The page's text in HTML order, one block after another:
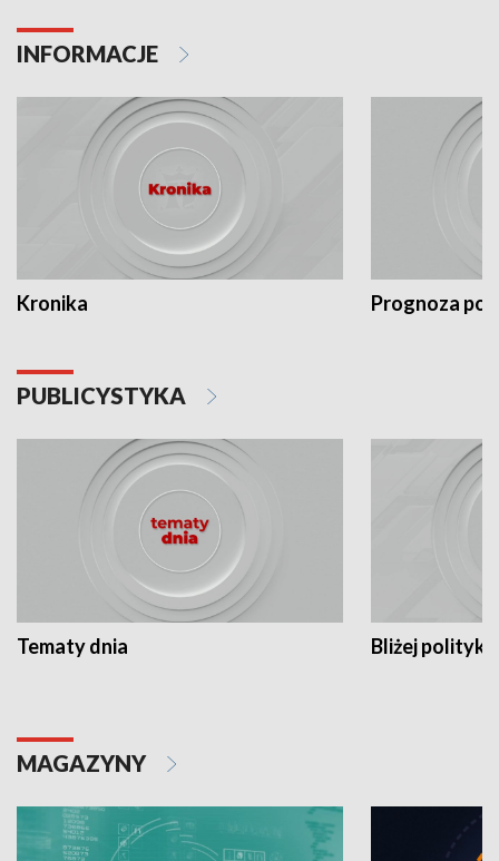
INFORMACJE
Kronika Prognoza
PUBLICYSTYKA
Tematy dnia Bliżej polityki
MAGAZYNY